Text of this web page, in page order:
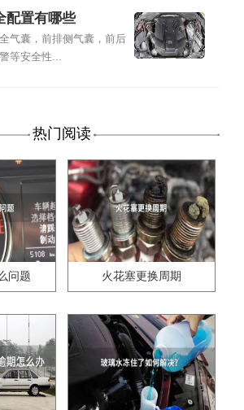
配置有哪些
气囊，前排侧气囊，前后
等安全性...
热门阅读
问题 火花塞更换周期